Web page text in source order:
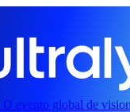
O evento global de